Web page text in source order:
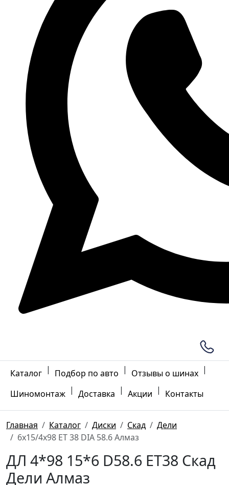
Каталог | Подбор по авто | Отзывы о шинах |
Шиномонтаж | Доставка | Акции | Контакты
Главная Каталог Диски Скад
Дели
6x15/4x98 ET 38 DIA 58.6 Алмаз
ДЛ 4*98 15*6 D58.6 ET38 Скад
Дели Алмаз